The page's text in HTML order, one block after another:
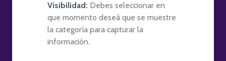
Visibilidad: Debes seleccionar en
que momento deseá que se muestre
la categoría para capturar la
información.